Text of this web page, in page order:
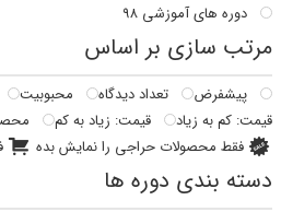
دوره های آموزشی ۹۸
مرتب سازی بر اساس
پیشفرض تعداد دیدگاه محبوبیت
قیمت: کم به زیاد
قیمت: زیاد به کم
فقط محصولات حراجی را نمایش بده
دسته بندی دوره ها